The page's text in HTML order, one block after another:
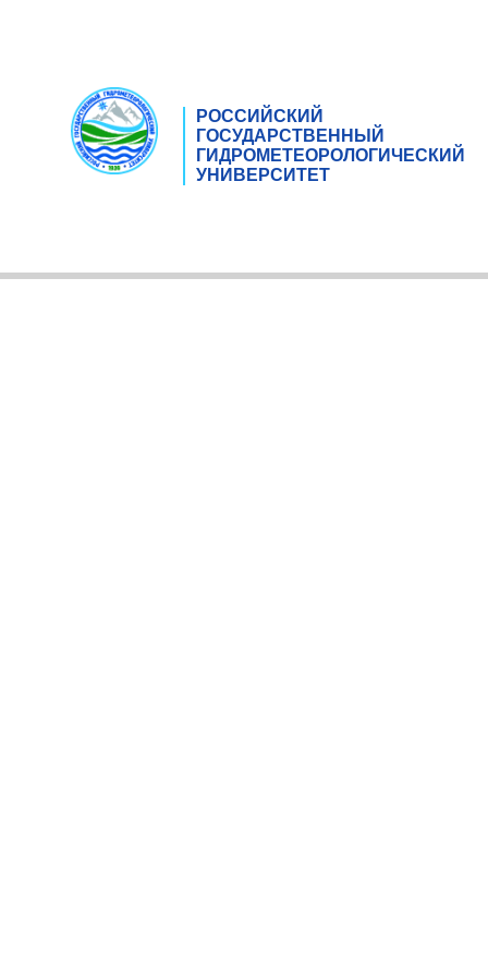
РОССИЙСКИЙ
ГОСУДАРСТВЕННЫЙ
ГИДРОМЕТЕОРОЛОГИЧЕСКИЙ
УНИВЕРСИТЕТ